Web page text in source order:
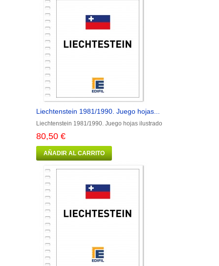
Liechtenstein 1981/1990. Juego hojas...
Liechtenstein 1981/1990. Juego hojas ilustrado
80,50 €
AÑADIR AL CARRITO